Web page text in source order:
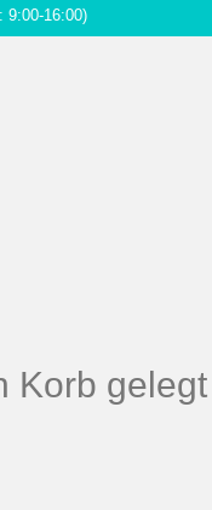
9:00-16:00)
Korb gelegt